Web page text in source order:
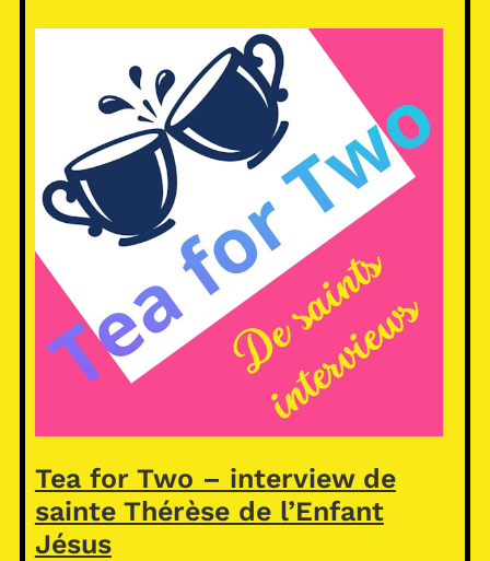
Tea for Two – interview de
sainte Thérèse de l’Enfant
Jésus